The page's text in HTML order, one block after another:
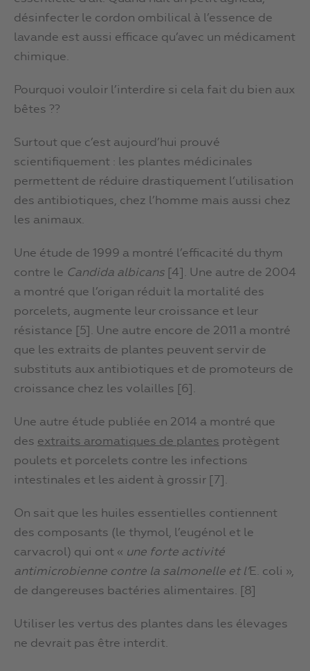
désinfecter le cordon ombilical à l’essence de
lavande est aussi efficace qu’avec un médicament
chimique.
Pourquoi vouloir l’interdire si cela fait du bien aux
bêtes ??
Surtout que c’est aujourd’hui prouvé
scientifiquement : les plantes médicinales
permettent de réduire drastiquement l’utilisation
des antibiotiques, chez l’homme mais aussi chez
les animaux.
Une étude de 1999 a montré l’efficacité du thym
contre le Candida albicans [4]. Une autre de 2004
a montré que l’origan réduit la mortalité des
porcelets, augmente leur croissance et leur
résistance [5]. Une autre encore de 2011 a montré
que les extraits de plantes peuvent servir de
substituts aux antibiotiques et de promoteurs de
croissance chez les volailles [6].
Une autre étude publiée en 2014 a montré que
des extraits aromatiques de plantes protègent
poulets et porcelets contre les infections
intestinales et les aident à grossir [7].
On sait que les huiles essentielles contiennent
des composants (le thymol, l’eugénol et le
carvacrol) qui ont « une forte activité
antimicrobienne contre la salmonelle et l’E. coli »,
de dangereuses bactéries alimentaires. [8]
Utiliser les vertus des plantes dans les élevages
ne devrait pas être interdit.